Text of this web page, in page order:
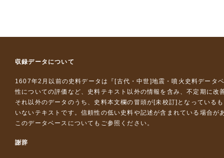
収録データについて
1607年2月以前の史料データは『 [古代・中世]地震・噴火史料データ
性についての評価など、史料テキスト以外の情報を含み、不定期に改
それ以外のデータのうち、史料本文欄の冒頭が[未校訂]となっている
いないテキストです。信頼性の低い史料や記述が含まれている場合が
このデータベースについて もご参照ください。
謝辞